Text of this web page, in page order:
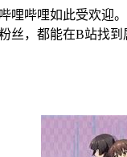
哔哩如此受欢迎
丝，都能在B站